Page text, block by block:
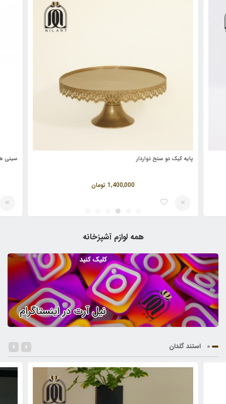
پایه کیک دو سنح نواردار
1,400,000 تومان
سینی
همهلوازم آشپزخانه
استند گلدان